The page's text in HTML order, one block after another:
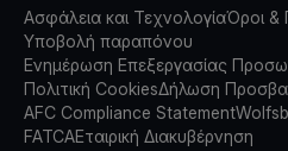
Ασφάλεια και ΤεχνολογίαΌροι &
Υποβολή παραπόνου
Ενημέρωση Επεξεργασίας
Πολιτική CookiesΔήλωση
AFC Compliance Statement
FATCAΕταιρική Διακυβέρνηση